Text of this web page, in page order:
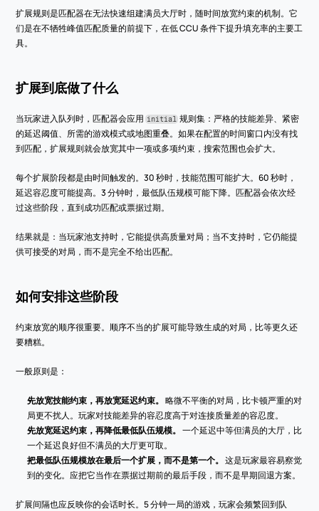
扩展规则是匹配器在无法快速组建满员大厅时，随时间放宽约束的机制。它
们是在不牺牲峰值匹配质量的前提下，在低 CCU 条件下提升填充率的主要工
具。
扩展到底做了什么
当玩家进入队列时，匹配器会应用 initial
规则集：严格的技能差异、紧密
的延迟阈值、所需的游戏模式或地图重叠。如果在配置的时间窗口内没有找
到匹配，扩展规则就会放宽其中一项或多项约束，搜索范围也会扩大。
每个扩展阶段都是由时间触发的。30 秒时，技能范围可能扩大。60 秒时，
延迟容忍度可能提高。3 分钟时，最低队伍规模可能下降。匹配器会依次经
过这些阶段，直到成功匹配或票据过期。
结果就是：当玩家池支持时，它能提供高质量对局；当不支持时，它仍能提
供可接受的对局，而不是完全不给出匹配。
如何安排这些阶段
约束放宽的顺序很重要。顺序不当的扩展可能导致生成的对局，比等更久还
要糟糕。
一般原则是：
先放宽技能约束，再放宽延迟约束。 略微不平衡的对局，比卡顿严重的对
局更不扰人。玩家对技能差异的容忍度高于对连接质量差的容忍度。
先放宽延迟约束，再降低最低队伍规模。 一个延迟中等但满员的大厅，比
一个延迟良好但不满员的大厅更可取。
把最低队伍规模放在最后一个扩展，而不是第一个。 这是玩家最容易察觉
到的变化。应把它当作在票据过期前的最后手段，而不是早期回退方案。
扩展间隔也应反映你的会话时长。5 分钟一局的游戏，玩家会频繁回到队